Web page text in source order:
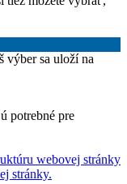
výber sa uloží na
potrebné pre
webovej stránky
stránky.